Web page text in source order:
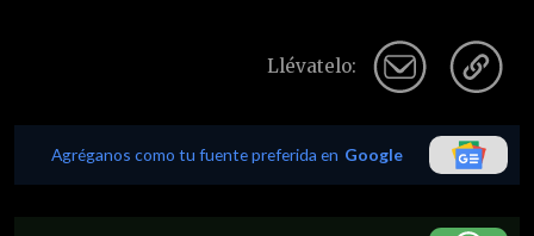
Llévatelo:
Agréganos como tu fuente preferida en Google